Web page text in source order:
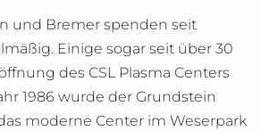
und Bremer spenden seit
Einige sogar seit über 30
des CSL Plasma Centers
1986 wurde der Grundstein
moderne Center im Weserpark